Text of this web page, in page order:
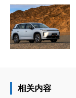
相关内容